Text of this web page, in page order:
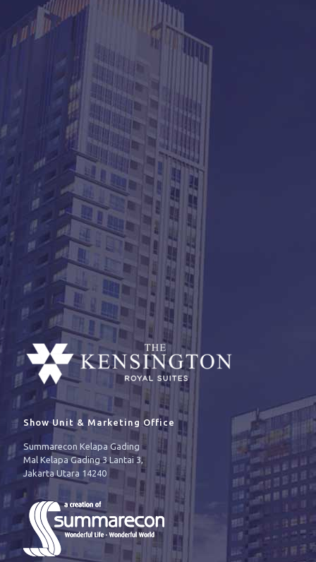
Show Unit & Marketing Office
Summarecon Kelapa Gading
Mal Kelapa Gading 3 Lantai 3,
Jakarta Utara 14240